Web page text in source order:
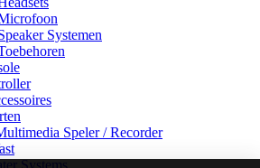
Systemen
Speler / Recorder